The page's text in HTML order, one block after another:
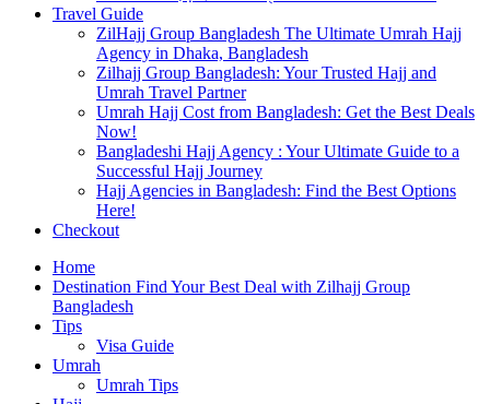
Travel Guide
ZilHajj Group Bangladesh The Ultimate Umrah Hajj
Agency in Dhaka, Bangladesh
Zilhajj Group Bangladesh: Your Trusted Hajj and
Umrah Travel Partner
Umrah Hajj Cost from Bangladesh: Get the Best Deals
Now!
Bangladeshi Hajj Agency : Your Ultimate Guide to a
Successful Hajj Journey
Hajj Agencies in Bangladesh: Find the Best Options
Here!
Checkout
Home
Destination Find Your Best Deal with Zilhajj Group
Bangladesh
Tips
Visa Guide
Umrah
Umrah Tips